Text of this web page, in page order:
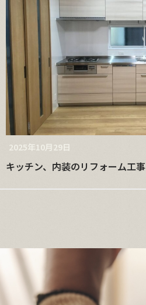
2025年10月29日
キッチン、内装のリフォーム工事